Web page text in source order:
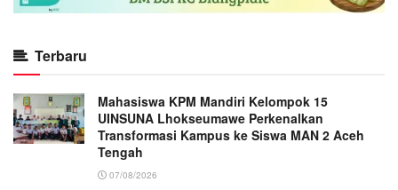
Terbaru
Mahasiswa KPM Mandiri Kelompok 15
UINSUNA Lhokseumawe Perkenalkan
Transformasi Kampus ke Siswa MAN 2 Aceh
Tengah
07/08/2026